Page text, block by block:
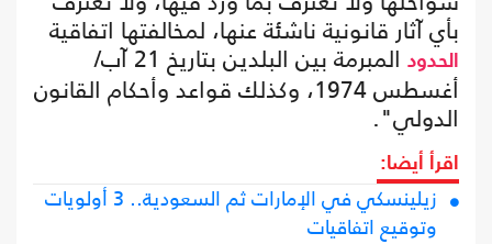
بأي آثار قانونية ناشئة عنها، لمخالفتها اتفاقية
الحدود
المبرمة بين البلدين بتاريخ 21 آب/
أغسطس 1974، وكذلك قواعد وأحكام القانون
الدولي".
اقرأ أيضا:
زيلينسكي في الإمارات ثم السعودية.. 3 أولويات
وتوقيع اتفاقيات